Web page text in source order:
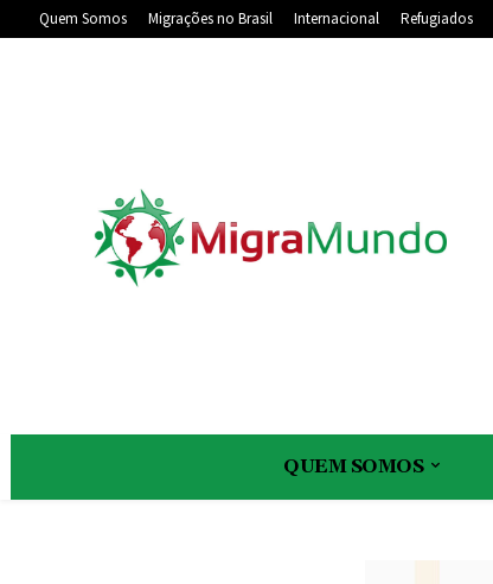
Quem Somos Migrações no Brasil Internacional Refugiados
QUEM SOMOS